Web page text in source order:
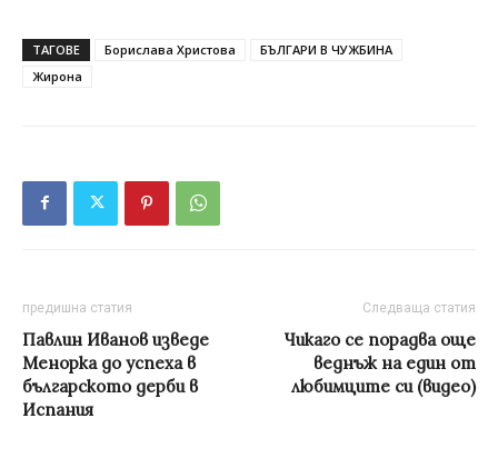
ТАГОВЕ Борислава Христова
БЪЛГАРИ В ЧУЖБИНА
Жирона
предишна статия
Павлин Иванов изведе
Менорка до успеха в
българското дерби в
Испания
Следваща статия
Чикаго се порадва още
веднъж на един от
любимците си (видео)